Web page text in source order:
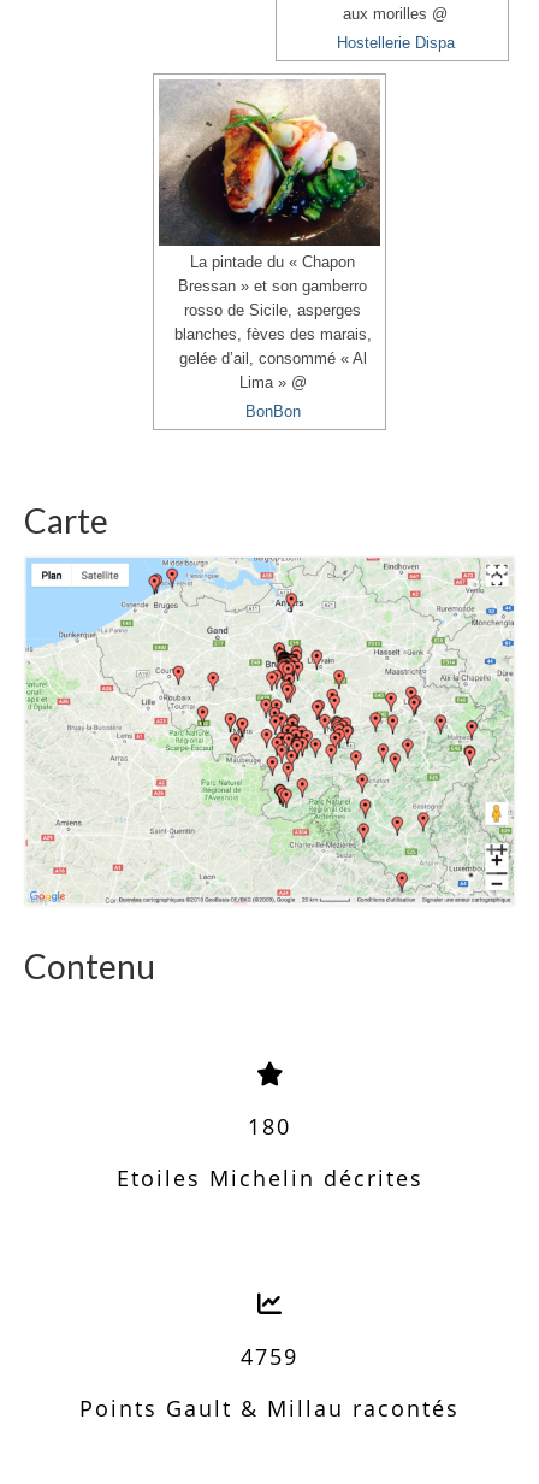
aux morilles @
Hostellerie Dispa
La pintade du « Chapon
Bressan » et son gamberro
rosso de Sicile, asperges
blanches, fèves des marais,
gelée d’ail, consommé « Al
Lima » @
BonBon
Carte
Contenu
180
Etoiles Michelin décrites
4759
Points Gault & Millau racontés